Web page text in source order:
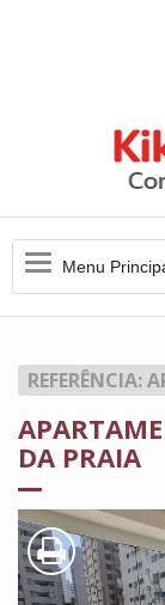
MenuMenu
REFERÊNCIA:
DA PRAIA